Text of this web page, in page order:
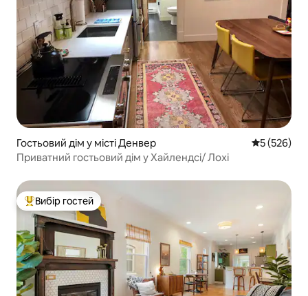
Гостьовий дім у місті Денвер Середня
5 (526)
Приватний гостьовий дім у Хайлендсі/ Лохі
Топ вибір гостей
Вибір гостей